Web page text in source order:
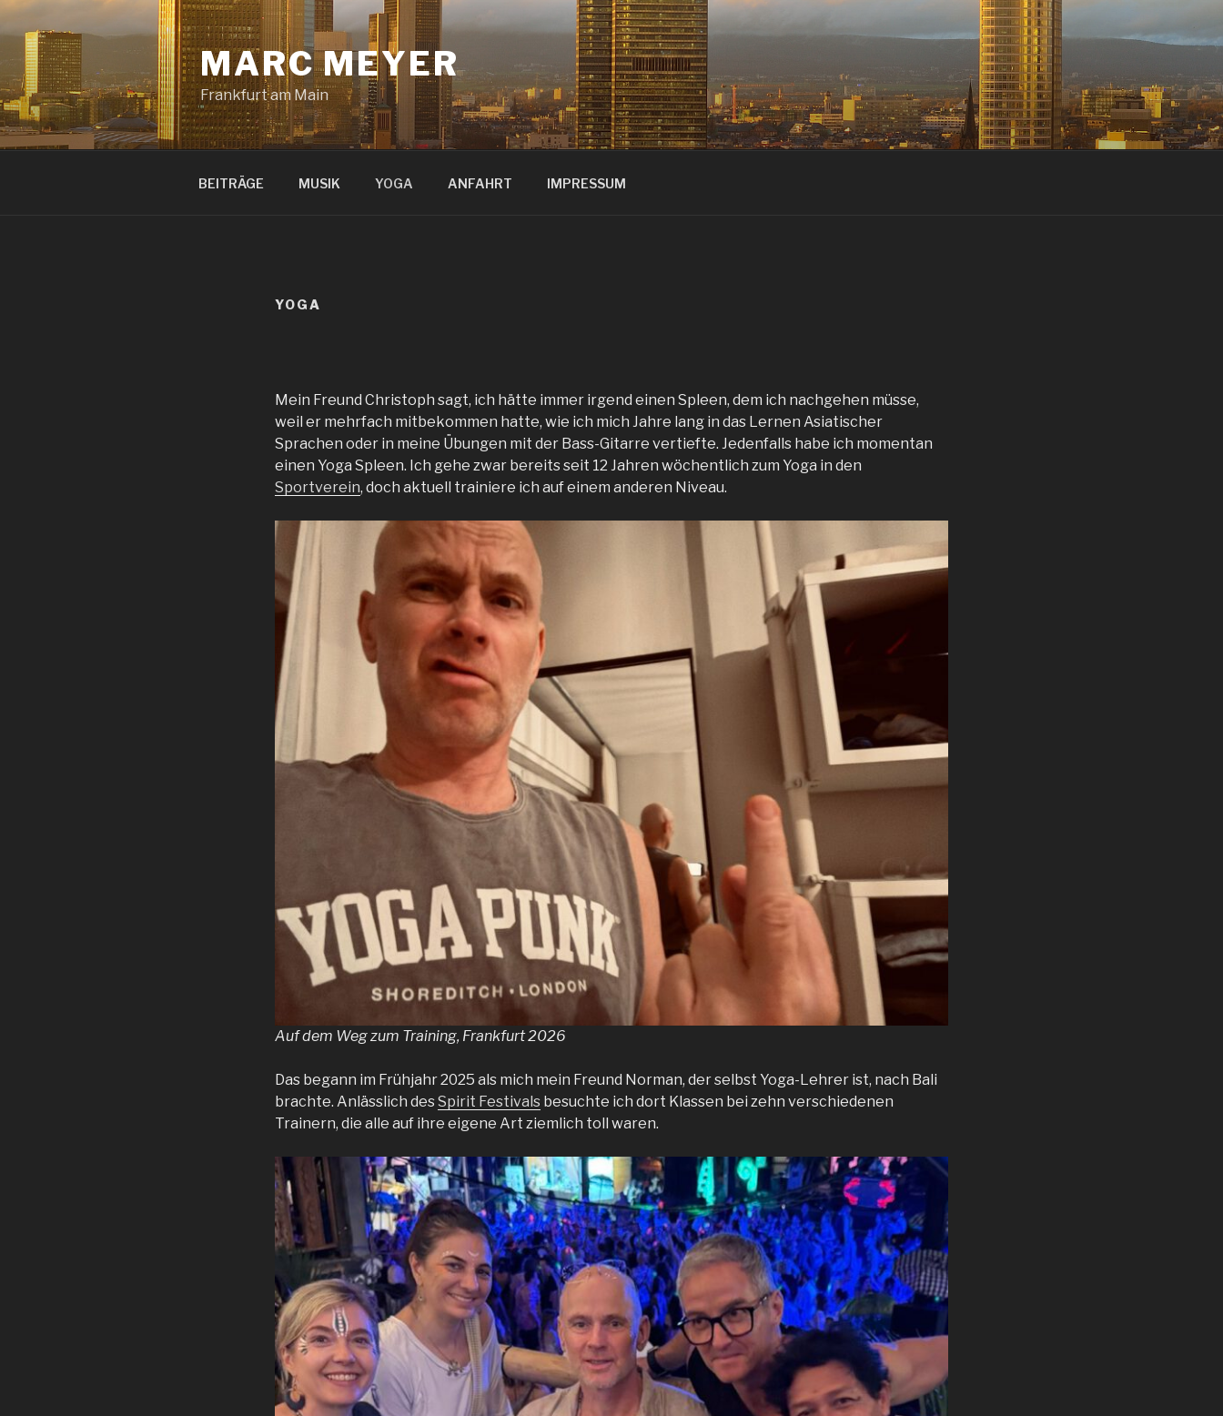
Zum
Inhalt
springen
MARC MEYER
Frankfurt am Main
BEITRÄGE MUSIK YOGA ANFAHRT IMPRESSUM
YOGA
Mein Freund Christoph sagt, ich hätte immer irgend einen Spleen, dem ich nachgehen müsse,
weil er mehrfach mitbekommen hatte, wie ich mich Jahre lang in das Lernen Asiatischer
Sprachen oder in meine Übungen mit der Bass-Gitarre vertiefte. Jedenfalls habe ich momentan
einen Yoga Spleen. Ich gehe zwar bereits seit 12 Jahren wöchentlich zum Yoga in den
Sportverein, doch aktuell trainiere ich auf einem anderen Niveau.
Auf dem Weg zum Training, Frankfurt 2026
Das begann im Frühjahr 2025 als mich mein Freund Norman, der selbst Yoga-Lehrer ist, nach Bali
brachte. Anlässlich desSpirit Festivals besuchte ich dort Klassen bei zehn verschiedenen
Trainern, die alle auf ihre eigene Art ziemlich toll waren.